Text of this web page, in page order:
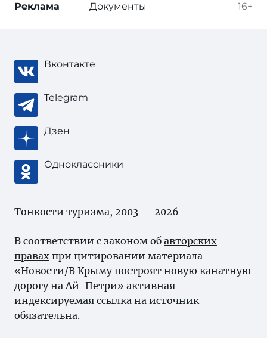
16+
Реклама Документы
Вконтакте
Telegram
Дзен
Одноклассники
Тонкости туризма, 2003 — 2026
В соответствии с законом об авторских
правах при цитировании материала
«Новости/В Крыму построят новую канатную
дорогу на Ай-Петри» активная
индексируемая ссылка на источник
обязательна.